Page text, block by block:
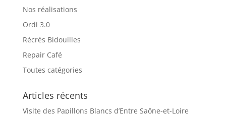
Nos réalisations
Ordi 3.0
Récrés Bidouilles
Repair Café
Toutes catégories
Articles récents
Visite des Papillons Blancs d’Entre Saône-et-Loire